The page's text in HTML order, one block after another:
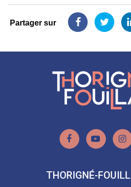
Partager sur
Partager
Lien
le
compte
Lien
la
chaîne
le
THORIGNÉ-